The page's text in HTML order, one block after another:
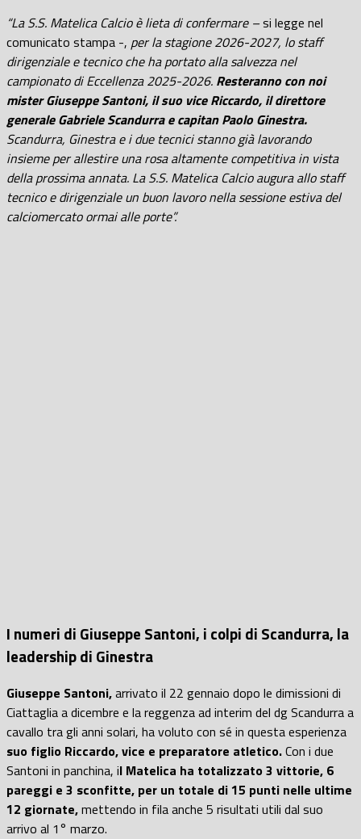
“La S.S. Matelica Calcio è lieta di confermare –si legge nel
comunicato stampa -, per la stagione 2026-2027, lo staff
dirigenziale e tecnico che ha portato alla salvezza nel
campionato di Eccellenza 2025-2026. Resteranno con noi
mister Giuseppe Santoni, il suo vice Riccardo, il direttore
generale Gabriele Scandurra e capitan Paolo Ginestra.
Scandurra, Ginestra e i due tecnici stanno già lavorando
insieme per allestire una rosa altamente competitiva in vista
della prossima annata. La S.S. Matelica Calcio augura allo staff
tecnico e dirigenziale un buon lavoro nella sessione estiva del
calciomercato ormai alle porte”.
I numeri di Giuseppe Santoni, i colpi di Scandurra, la
leadership di Ginestra
Giuseppe Santoni,arrivato il 22 gennaio dopo le dimissioni di
Ciattaglia a dicembre e la reggenza ad interim del dg Scandurra a
cavallo tra gli anni solari, ha voluto con sé in questa esperienza
suo figlio Riccardo, vice e preparatore atletico.Con i due
Santoni in panchina, il Matelica ha totalizzato 3 vittorie, 6
pareggi e 3 sconfitte, per un totale di 15 punti nelle ultime
12 giornate,mettendo in fila anche 5 risultati utili dal suo
arrivo al 1° marzo.